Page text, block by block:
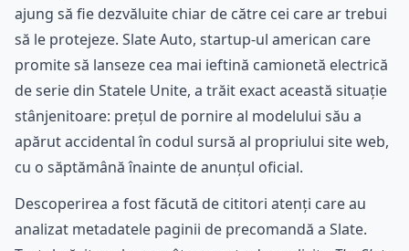
ajung să fie dezvăluite chiar de către cei care ar trebui
să le protejeze. Slate Auto, startup-ul american care
promite să lanseze cea mai ieftină camionetă electrică
de serie din Statele Unite, a trăit exact această situație
stânjenitoare: prețul de pornire al modelului său a
apărut accidental în codul sursă al propriului site web,
cu o săptămână înainte de anunțul oficial.
Descoperirea a fost făcută de cititori atenți care au
analizat metadatele paginii de precomandă a Slate.